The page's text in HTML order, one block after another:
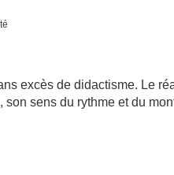
excès de didactisme. Le
sens du rythme et du